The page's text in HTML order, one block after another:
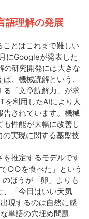
語理解の発展
とはこれまで難しい
にGoogleが発表した
の研究開発には大きな
、機械読解という、
る「文章読解力」が求
を利用したAIにより人
告されています。機械
性能が大幅に改善し
実現に関する基盤技
推定するモデルです
で○○を食べた」という
ほうが「卵」よりも
、「今日はいい天気
現するのは自然に感
単語の穴埋め問題